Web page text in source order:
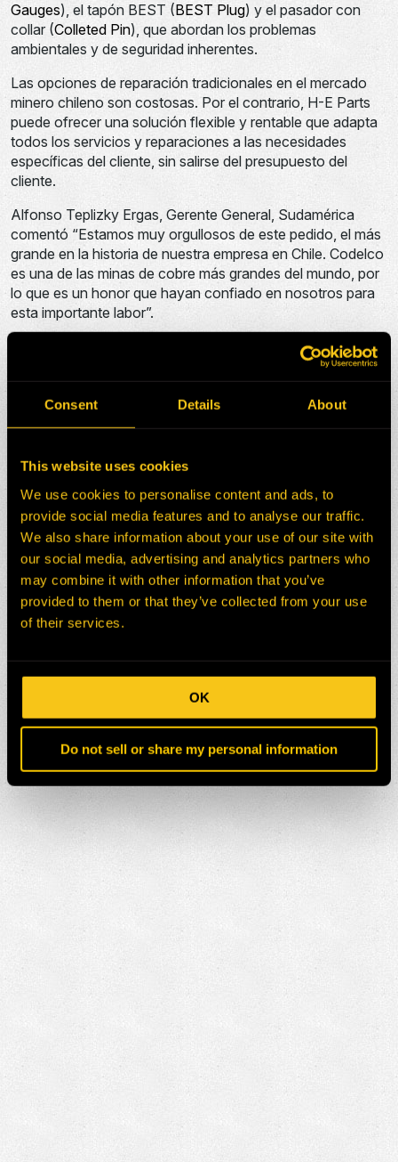
Consent Details About
This website uses cookies
We use cookies to personalise content and ads, to
provide social media features and to analyse our traffic.
We also share information about your use of our site with
our social media, advertising and analytics partners who
may combine it with other information that you’ve
provided to them or that they’ve collected from your use
of their services.
OK
Do not sell or share my personal information
Gauges), el tapón BEST (BEST Plug) y el pasador con
collar (Colleted Pin), que abordan los problemas
ambientales y de seguridad inherentes.
Las opciones de reparación tradicionales en el mercado
minero chileno son costosas. Por el contrario, H-E Parts
puede ofrecer una solución flexible y rentable que adapta
todos los servicios y reparaciones a las necesidades
específicas del cliente, sin salirse del presupuesto del
cliente.
Alfonso Teplizky Ergas, Gerente General, Sudamérica
comentó “Estamos muy orgullosos de este pedido, el más
grande en la historia de nuestra empresa en Chile. Codelco
es una de las minas de cobre más grandes del mundo, por
lo que es un honor que hayan confiado en nosotros para
esta importante labor”.
H-E Parts cree que esta asociación, combinada con el
soporte en el taller y la ingeniería interna, proporcionará
una solución flexible, rentable y a largo plazo para
Codelco.